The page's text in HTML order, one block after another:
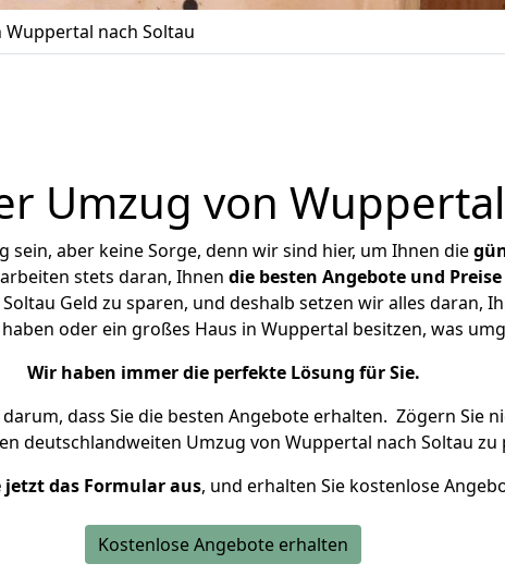
Wuppertal nach Soltau
Umzug von
aber keine Sorge, denn wir sind hier, um Ihnen die
stets daran, Ihnen die besten Angebote und Preise
Geld zu sparen, und deshalb setzen wir alles daran,
oder ein großes Haus in Wuppertal besitzen, was
Wir haben immer die perfekte Lösung für Sie.
dass Sie die besten Angebote erhalten. Zögern Sie
deutschlandweiten Umzug von Wuppertal nach Soltau zu
jetzt das Formular aus, und erhalten Sie kostenlose
Kostenlose Angebote erhalten